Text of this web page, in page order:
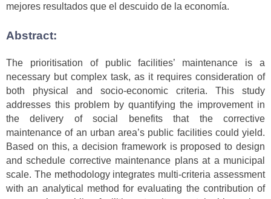
mejores resultados que el descuido de la economía.
Abstract:
The prioritisation of public facilities’ maintenance is a
necessary but complex task, as it requires consideration of
both physical and socio-economic criteria. This study
addresses this problem by quantifying the improvement in
the delivery of social benefits that the corrective
maintenance of an urban area’s public facilities could yield.
Based on this, a decision framework is proposed to design
and schedule corrective maintenance plans at a municipal
scale. The methodology integrates multi-criteria assessment
with an analytical method for evaluating the contribution of